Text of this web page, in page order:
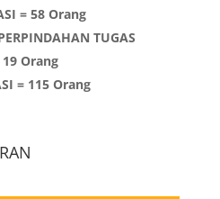
= 58 Orang
TUGAS
19 Orang
= 115 Orang